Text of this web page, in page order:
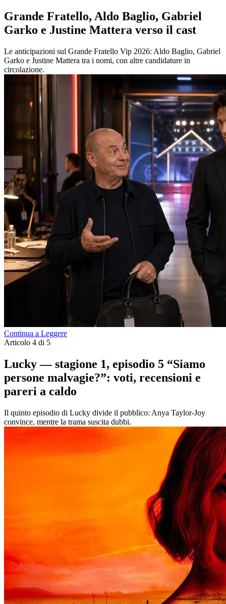
Grande Fratello, Aldo Baglio, Gabriel
Garko e Justine Mattera verso il cast
Le anticipazioni sul Grande Fratello Vip 2026: Aldo Baglio, Gabriel
Garko e Justine Mattera tra i nomi, con altre candidature in
circolazione.
Continua a Leggere
Articolo 4 di 5
Lucky — stagione 1, episodio 5 “Siamo
persone malvagie?”: voti, recensioni e
pareri a caldo
Il quinto episodio di Lucky divide il pubblico: Anya Taylor-Joy
convince, mentre la trama suscita dubbi.